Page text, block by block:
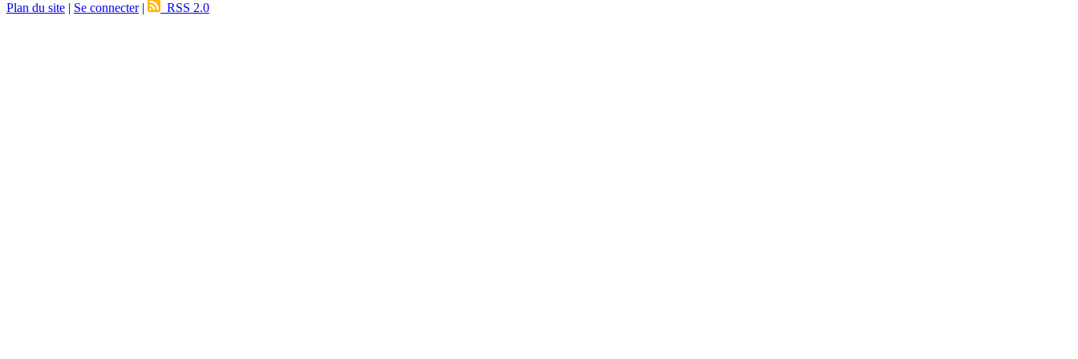
Plan du site | Se connecter| RSS 2.0